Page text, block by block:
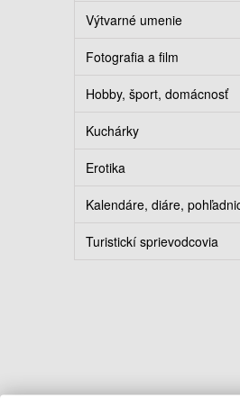
Výtvarné umenie
Fotografia a film
Hobby, šport, domácnosť
Kuchárky
Erotika
Kalendáre, diáre,
Turistickí sprievodcovia